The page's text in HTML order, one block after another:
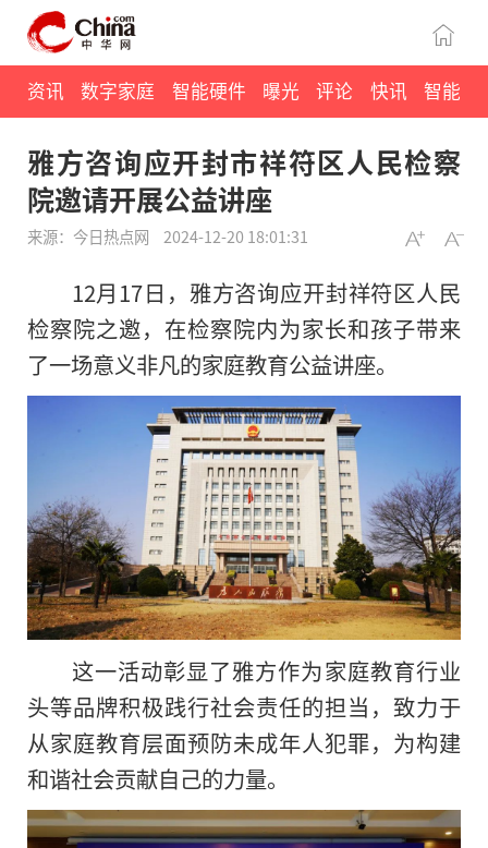
资讯 数字家庭 智能硬件 曝光 评论 快讯 智能
雅方咨询应开封市祥符区人民检察
院邀请开展公益讲座
来源：今日热点网 2024-12-20 18:01:31
12月17日，雅方咨询应开封祥符区人民
检察院之邀，在检察院内为家长和孩子带来
了一场意义非凡的家庭教育公益讲座。
这一活动彰显了雅方作为家庭教育行业
头等品牌积极践行社会责任的担当，致力于
从家庭教育层面预防未成年人犯罪，为构建
和谐社会贡献自己的力量。